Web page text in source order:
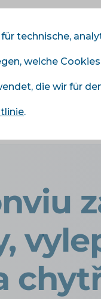
technische,
welche
die wir für
.